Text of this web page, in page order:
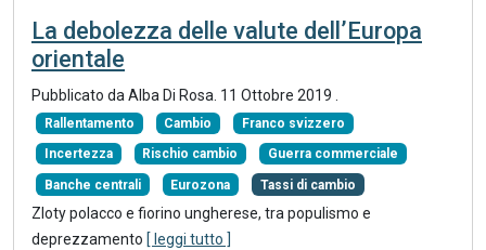
La debolezza delle valute dell’Europa
orientale
Pubblicato da Alba Di Rosa. 11 Ottobre 2019
Rallentamento Cambio Franco svizzero
Incertezza Rischio cambio Guerra commerciale
Banche centrali Eurozona Tassi di cambio
Zloty polacco e fiorino ungherese, tra populismo e
deprezzamento [ leggi tutto ]